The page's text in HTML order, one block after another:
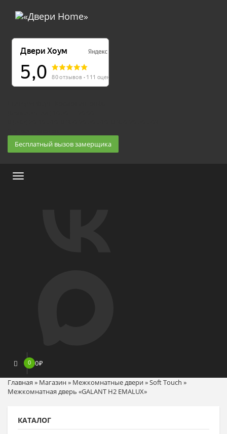
Бесплатный вызов замерщика
Меню
0 0₽
Главная » Магазин» Межкомнатные двери»Soft Touch »
Межкомнатная дверь «GALANT H2 EMALUX»
КАТАЛОГ